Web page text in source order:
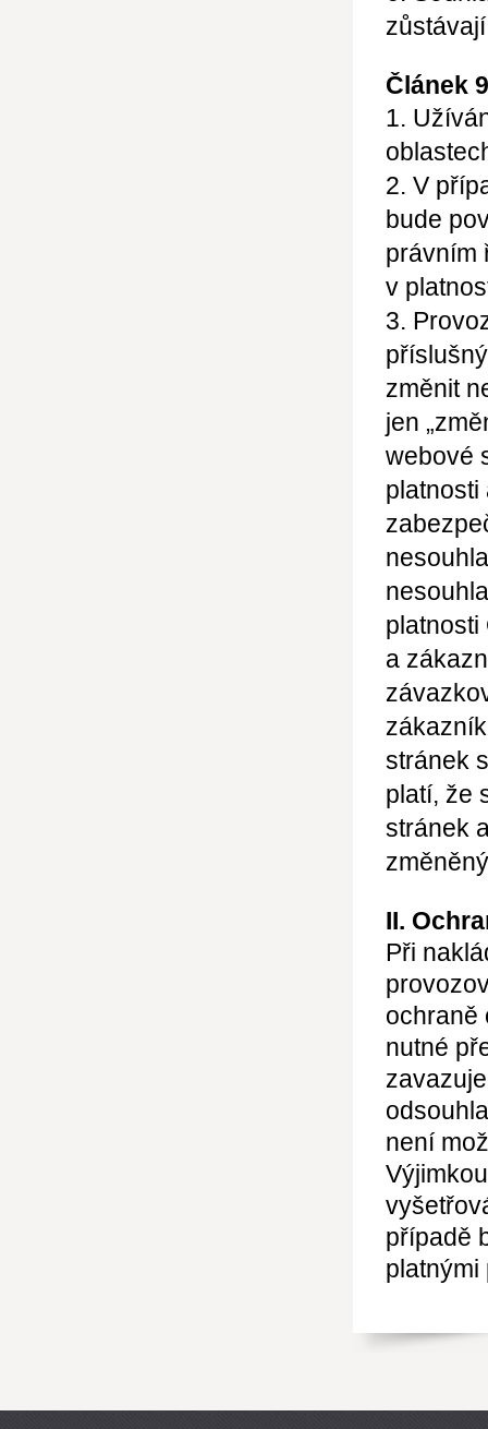
Článek
1.
2. V
bude
právním
v
3.
změnit
jen
webové
platnosti
a
stránek
platí, že
stránek
II.
Při
ochraně
nutné
není
případě
platnými